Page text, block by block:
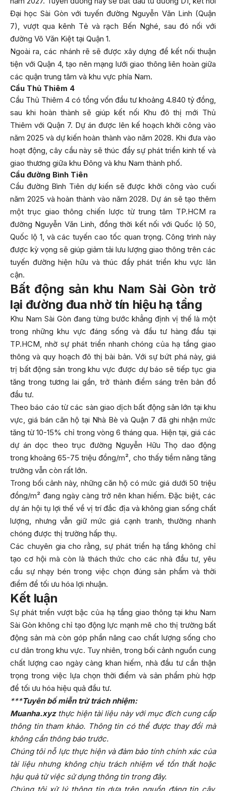
Đại học Sài Gòn với tuyến đường Nguyễn Văn Linh (Quận
7), vượt qua kênh Tẻ và rạch Bến Nghé, sau đó nối với
đường Võ Văn Kiệt tại Quận 1.
Ngoài ra, các nhánh rẽ sẽ được xây dựng để kết nối thuận
tiện với Quận 4, tạo nên mạng lưới giao thông liên hoàn giữa
các quận trung tâm và khu vực phía Nam.
Cầu Thủ Thiêm 4
Cầu Thủ Thiêm 4 có tổng vốn đầu tư khoảng 4.840 tỷ đồng,
sau khi hoàn thành sẽ giúp kết nối Khu đô thị mới Thủ
Thiêm với Quận 7. Dự án được lên kế hoạch khởi công vào
năm 2025 và dự kiến hoàn thành vào năm 2028. Khi đưa vào
hoạt động, cây cầu này sẽ thúc đẩy sự phát triển kinh tế và
giao thương giữa khu Đông và khu Nam thành phố.
Cầu đường Bình Tiên
Cầu đường Bình Tiên dự kiến sẽ được khởi công vào cuối
năm 2025 và hoàn thành vào năm 2028. Dự án sẽ tạo thêm
một trục giao thông chiến lược từ trung tâm TP.HCM ra
đường Nguyễn Văn Linh, đồng thời kết nối với Quốc lộ 50,
Quốc lộ 1, và các tuyến cao tốc quan trọng. Công trình này
được kỳ vọng sẽ giúp giảm tải lưu lượng giao thông trên các
tuyến đường hiện hữu và thúc đẩy phát triển khu vực lân
cận.
Bất động sản khu Nam Sài Gòn trở
lại đường đua nhờ tín hiệu hạ tầng
Khu Nam Sài Gòn đang từng bước khẳng định vị thế là một
trong những khu vực đáng sống và đầu tư hàng đầu tại
TP.HCM, nhờ sự phát triển nhanh chóng của hạ tầng giao
thông và quy hoạch đô thị bài bản. Với sự bứt phá này, giá
trị bất động sản trong khu vực được dự báo sẽ tiếp tục gia
tăng trong tương lai gần, trở thành điểm sáng trên bản đồ
đầu tư.
Theo báo cáo từ các sàn giao dịch bất động sản lớn tại khu
vực, giá bán căn hộ tại Nhà Bè và Quận 7 đã ghi nhận mức
tăng từ 10-15% chỉ trong vòng 6 tháng qua. Hiện tại, giá các
dự án dọc theo trục đường Nguyễn Hữu Thọ dao động
trong khoảng 65-75 triệu đồng/m², cho thấy tiềm năng tăng
trưởng vẫn còn rất lớn.
Trong bối cảnh này, những căn hộ có mức giá dưới 50 triệu
đồng/m² đang ngày càng trở nên khan hiếm. Đặc biệt, các
dự án hội tụ lợi thế về vị trí đắc địa và không gian sống chất
lượng, nhưng vẫn giữ mức giá cạnh tranh, thường nhanh
chóng được thị trường hấp thụ.
Các chuyên gia cho rằng, sự phát triển hạ tầng không chỉ
tạo cơ hội mà còn là thách thức cho các nhà đầu tư, yêu
cầu sự nhạy bén trong việc chọn đúng sản phẩm và thời
điểm để tối ưu hóa lợi nhuận.
Kết luận
Sự phát triển vượt bậc của hạ tầng giao thông tại khu Nam
Sài Gòn không chỉ tạo động lực mạnh mẽ cho thị trường bất
động sản mà còn góp phần nâng cao chất lượng sống cho
cư dân trong khu vực. Tuy nhiên, trong bối cảnh nguồn cung
chất lượng cao ngày càng khan hiếm, nhà đầu tư cần thận
trọng trong việc lựa chọn thời điểm và sản phẩm phù hợp
để tối ưu hóa hiệu quả đầu tư.
***Tuyên bố miễn trừ trách nhiệm:
Muanha.xyzthực hiện tài liệu này với mục đích cung cấp
thông tin tham khảo. Thông tin có thể được thay đổi mà
không cần thông báo trước.
Chúng tôi nỗ lực thực hiện và đảm bảo tính chính xác của
tài liệu nhưng không chịu trách nhiệm về tổn thất hoặc
hậu quả từ việc sử dụng thông tin trong đây.
Chúng tôi xử lý thông tin dựa trên nguồn đáng tin cậy,